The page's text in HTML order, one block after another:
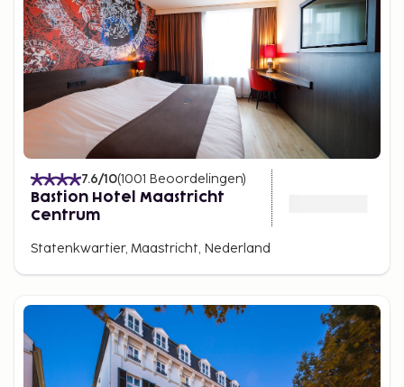
7.6/10(1001 Beoordelingen)
Bastion Hotel Maastricht
Centrum
Statenkwartier, Maastricht, Nederland